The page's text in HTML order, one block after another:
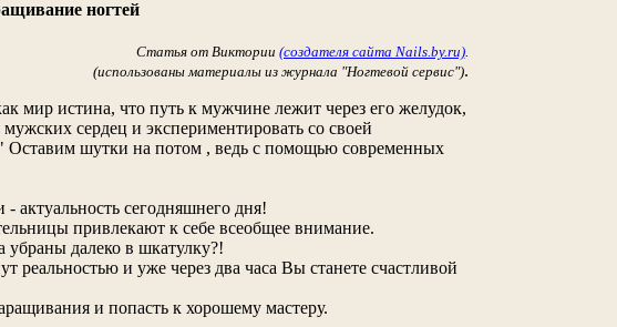
ногтей
Статья от Виктории (создателя сайта Nails.by.ru).
(использованы материалы из журнала "Ногтевой сервис").
мир истина, что путь к мужчине лежит через его желудок,
сердец и экспериментировать со своей
Оставим шутки на потом , ведь с помощью современных
актуальность сегодняшнего дня!
привлекают к себе всеобщее внимание.
далеко в шкатулку?!
и уже через два часа Вы станете счастливой
и попасть к хорошему мастеру.